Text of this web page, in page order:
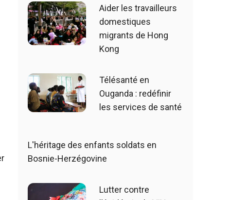
Aider les travailleurs
domestiques
migrants de Hong
Kong
Télésanté en
Ouganda : redéfinir
les services de santé
L'héritage des enfants soldats en
Bosnie-Herzégovine
Lutter contre